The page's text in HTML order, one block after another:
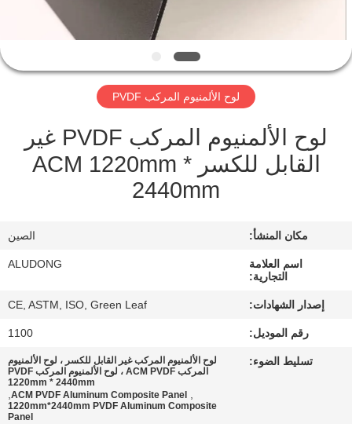
اتصل
أخبار
اطلب
اقتباس
خريطة
الموقع
لوح الألمنيوم المركب PVDF
لوح الألمنيوم المركب PVDF غير
القابل للكسر ACM 1220mm *
2440mm
مكان المنشأ: الصين
اسم العلامة
التجارية:
ALUDONG
إصدار الشهادات: CE, ASTM, ISO, Green Leaf
رقم الموديل: 1100
تسليط الضوء:
لوح الألمنيوم المركب غير القابل للكسر ، لوح الألمنيوم
المركب ACM PVDF ، لوح الألمنيوم المركب PVDF
1220mm * 2440mm
,
ACM PVDF Aluminum Composite Panel
,
1220mm*2440mm PVDF Aluminum Composite
Panel